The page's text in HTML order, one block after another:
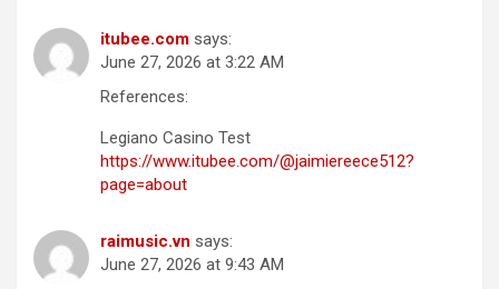
itubee.com says:
June 27, 2026 at 3:22 AM
References:
Legiano Casino Test
https://www.itubee.com/@jaimiereece512?
page=about
raimusic.vn says:
June 27, 2026 at 9:43 AM